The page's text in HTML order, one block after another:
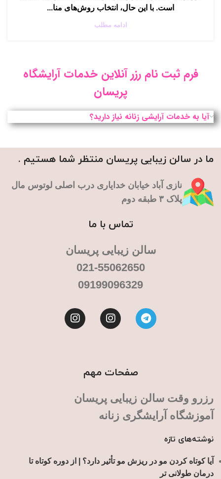
است. با این حال، انتخاب روش‌های منا...
ادامه مطلب
فرم ثبت نام رزر آنلاین خدمات آرایشگاه
پریسان
آیا به خدمات آرایشی زنانه نیاز دارید؟
ما در سالن زیبایی پریسان منتظر شما هستیم .
نازی آباد خیابان خدایاری درب اصلی لوتوس مال
پلاک ۳ طبقه دوم
تماس با ما
سالن زیبایی پریسان
021-55062650
09199096329
صفحات مهم
رزرو وقت سالن زیبایی پریسان
آموزشگاه آرایشگری زنانه
نوشته‌های تازه
آیا کوتاه کردن مو در ریزش مو تأثیر دارد؟ | از دوره کوتاه تا
درمان طولانی تر